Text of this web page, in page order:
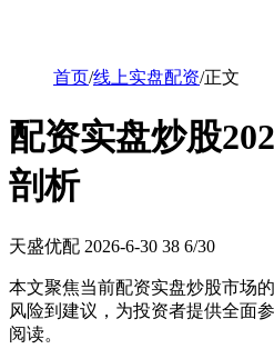
首页/线上实盘配资/正文
配资实盘炒股
剖析
天盛优配 2026-6-30 38 6/30
本文聚焦当前配资实盘炒股市场
风险到建议，为投资者提供全面
阅读。